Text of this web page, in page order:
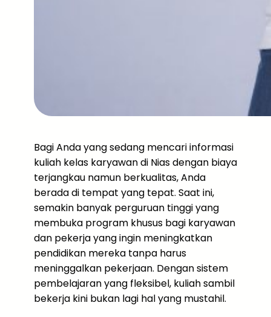
Bagi Anda yang sedang mencari informasi
kuliah kelas karyawan di Nias dengan biaya
terjangkau namun berkualitas, Anda
berada di tempat yang tepat. Saat ini,
semakin banyak perguruan tinggi yang
membuka program khusus bagi karyawan
dan pekerja yang ingin meningkatkan
pendidikan mereka tanpa harus
meninggalkan pekerjaan. Dengan sistem
pembelajaran yang fleksibel, kuliah sambil
bekerja kini bukan lagi hal yang mustahil.